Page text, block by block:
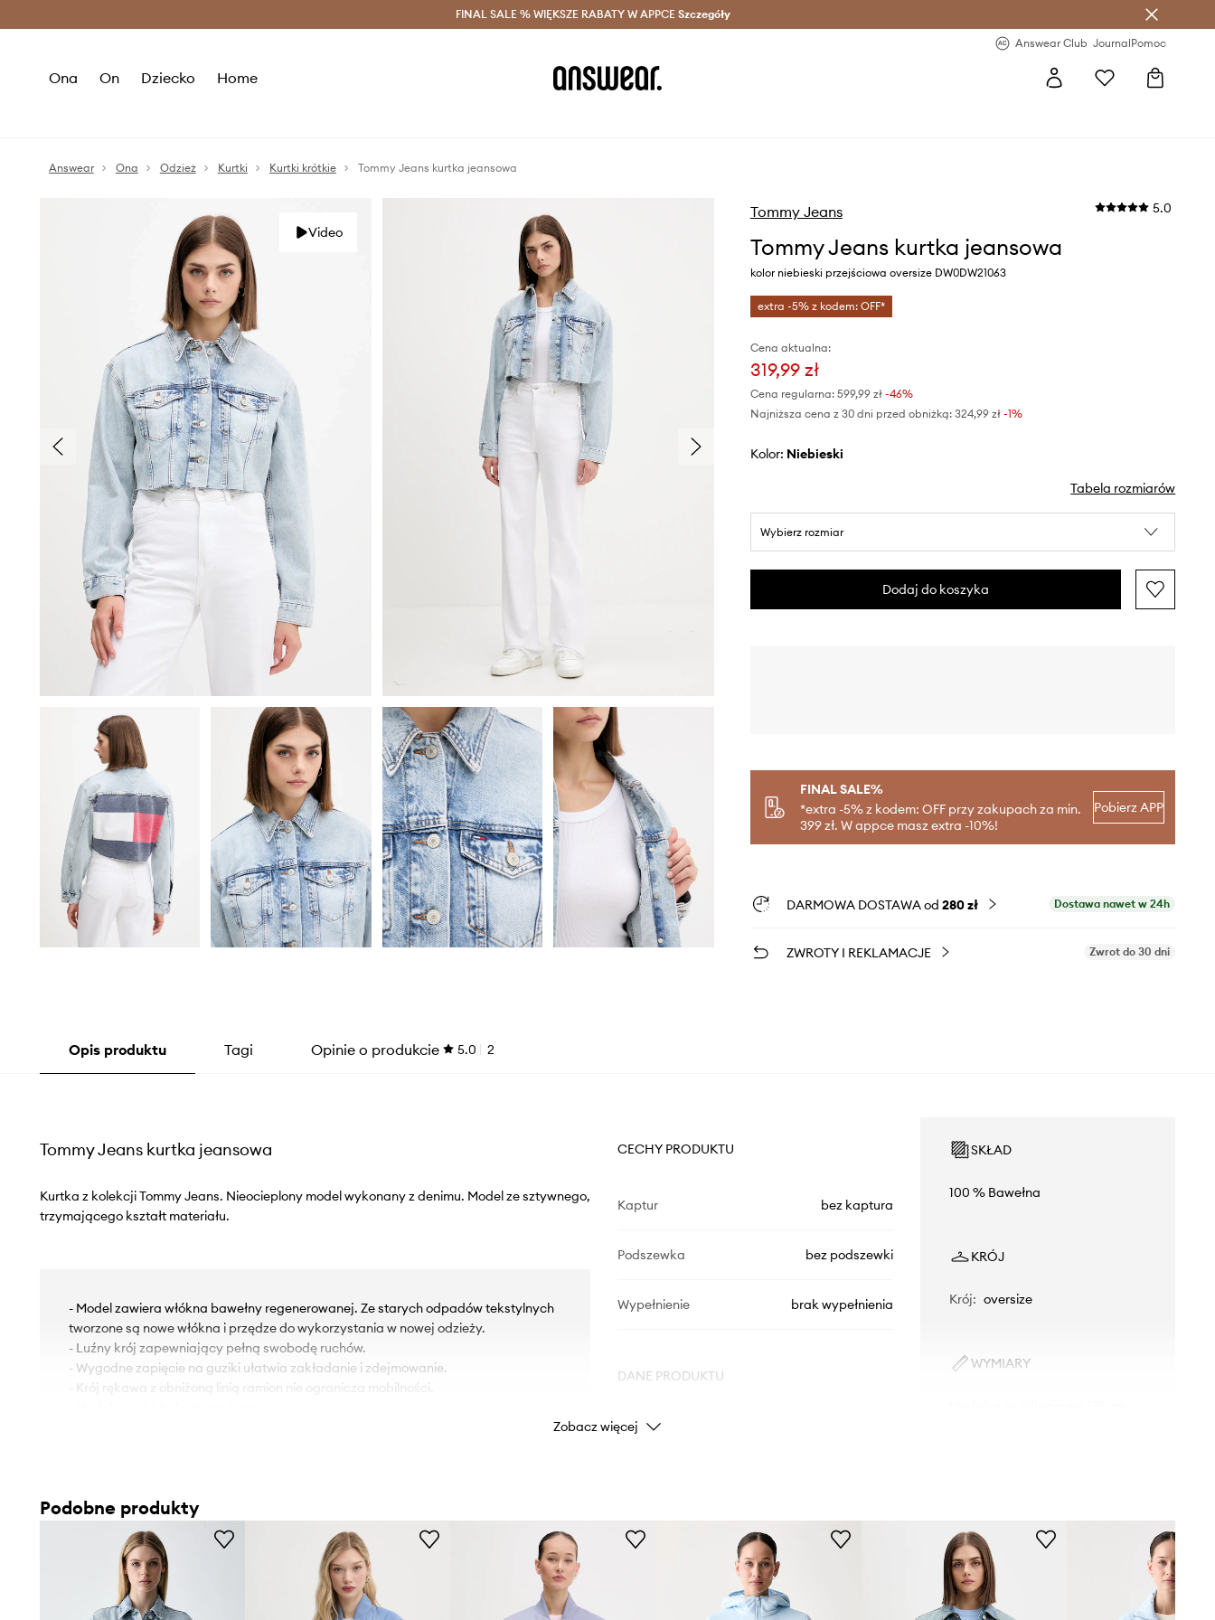
Oszczędzaj z Answear Club > Dostawa nawet w 24h >
FINAL SALE % WIĘKSZE RABATY W APPCE Szczegóły
Answear Club JournalPomoc
Ona On Dziecko Home
Answear Ona Odzież Kurtki Kurtki krótkie Tommy Jeans kurtka jeansowa
Video
Tommy Jeans 5.0
Tommy Jeans kurtka jeansowa
kolor niebieski przejściowa oversize DW0DW21063
extra -5% z kodem: OFF*
Cena aktualna:
319,99 zł
Cena regularna: 599,99 zł-46%
Najniższa cena z 30 dni przed obniżką: 324,99 zł -1%
Kolor: niebieski
Tabela rozmiarów
Wybierz rozmiar
Dodaj do koszyka
FINAL SALE%
*extra -5% z kodem: OFF przy zakupach za min.
399 zł. W appce masz extra -10%!
Pobierz APP
DARMOWA DOSTAWA od 280 zł Dostawa nawet w 24h
ZWROTY I REKLAMACJE Zwrot do 30 dni
Opis produktu Tagi Opinie o produkcie 5.0 2
Tommy Jeans kurtka jeansowa
Kurtka z kolekcji Tommy Jeans. Nieocieplony model wykonany z denimu. Model ze sztywnego,
trzymającego kształt materiału.
- Model zawiera włókna bawełny regenerowanej. Ze starych odpadów tekstylnych
tworzone są nowe włókna i przędze do wykorzystania w nowej odzieży.
- Luźny krój zapewniający pełną swobodę ruchów.
- Wygodne zapięcie na guziki ułatwia zakładanie i zdejmowanie.
- Krój rękawa z obniżoną linią ramion nie ogranicza mobilności.
- Długość rękawa(mierzona od kołnierzyka): 74 cm.
- Długość: 44 cm.
- Szerokość pod pachami: 52 cm.
- Wymiary podane dla rozmiaru: S.
CECHY PRODUKTU
Kaptur bez kaptura
Podszewka bez podszewki
Wypełnienie brak wypełnienia
DANE PRODUKTU
Kod producenta
Marka Tommy Jeans
SKŁAD
100 % Bawełna
KRÓJ
Krój: oversize
WYMIARY
Tabela rozmiarów
Zobacz więcej
Podobne produkty